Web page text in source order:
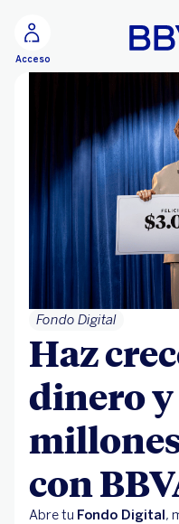
Acceso
Fondo Digital
Haz
dinero y
con
Abre tu Fondo Digital,